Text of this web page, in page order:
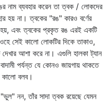
নাম ব্যবহার করেন তা ত্বক / লোকদের
হয় না। ত্বকের "রঙ" কারও বর্ণের
এবং ত্বকের প্রকৃত রঙ এরই একটি
সেই কালো লোকটির দিকে তাকাও,
আশা করে না। এগুলি হালকা ট্যান
পর্যন্ত যে কোনও জায়গায় থাকতে
কালো বলব।
"ভুল" নন, তাঁর সাদা ত্বক রয়েছে যেমন